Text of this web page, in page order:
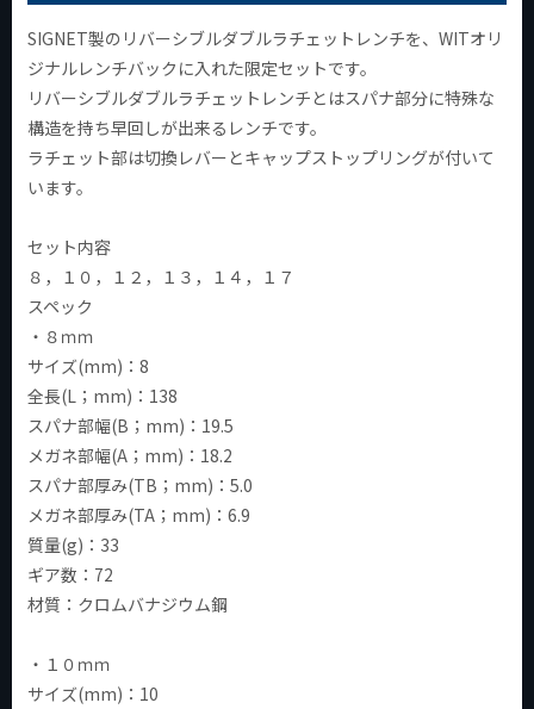
SIGNET製のリバーシブルダブルラチェットレンチを、WITオリ
ジナルレンチバックに入れた限定セットです。
リバーシブルダブルラチェットレンチとはスパナ部分に特殊な
構造を持ち早回しが出来るレンチです。
ラチェット部は切換レバーとキャップストップリングが付いて
います。
セット内容
８，１０，１２，１３，１４，１７
スペック
・８ｍｍ
サイズ(mm)：8
全長(L；mm)：138
スパナ部幅(B；mm)：19.5
メガネ部幅(A；mm)：18.2
スパナ部厚み(TB；mm)：5.0
メガネ部厚み(TA；mm)：6.9
質量(g)：33
ギア数：72
材質：クロムバナジウム鋼
・１０ｍｍ
サイズ(mm)：10